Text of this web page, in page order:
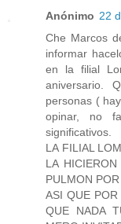
Anónimo 22
Che Marcos
informar
en la filial
aniversario.
personas (
opinar, no
significativos.
LA FILIAL
LA
PULMON
ASI QUE
QUE NADA